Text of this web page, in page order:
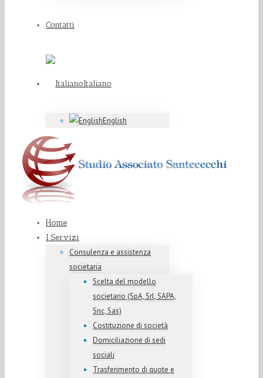
Contatti
Italiano
English
Home
I Servizi
Consulenza e assistenza
societaria
Scelta del modello
societario (SpA, Srl, SAPA,
Snc, Sas)
Costituzione di società
Domiciliazione di sedi
sociali
Trasferimento di quote e